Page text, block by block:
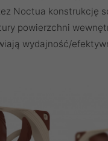
Noctua konstrukcję
powierzchni
wydajność/